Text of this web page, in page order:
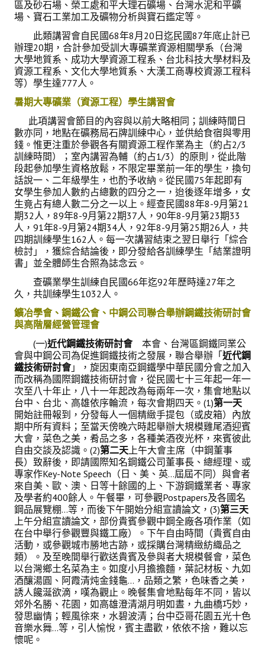
區及砂石場、榮工處和平大理石礦場、台灣水泥和平礦
場、寶石工業加工及礦物分析與寶石鑑定等。
此類講習會自民國68年8月20日迄民國87年底止計已
辦理20期，合計參加受訓大專礦業資源相關學系（台灣
大學地質系、成功大學資源工程系、台北科技大學材料及
資源工程系、文化大學地質系、大漢工商專校資源工程科
等）學生達777人。
暑期大專礦業（資源工程）學生講習會
此項講習會節目的內容與以前大略相同；訓練時間日
數亦同，地點在礦務局石牌訓練中心，並供給食宿與零用
錢。惟更注重於參觀各有關資源工程作業為主（約占2/3
訓練時間）；室內講習為輔（約占1/3）的原則，從此階
段起參加學生資格放鬆，不限定畢業前一年的學生，換句
話說一、二年級學生，也酌予收納。從民國75年起即有
女學生參加人數約占總數的四分之一，迨後逐年增多，女
生竟占有總人數二分之一以上。經查民國88年8-9月第21
期32人，89年8-9月第22期37人，90年8-9月第23期33
人，91年8-9月第24期34人，92年8-9月第25期26人，共
四期訓練學生162人。每一次講習結束之翌日舉行「綜合
檢討」，獲綜合結論後，即分發給各訓練學生「結業證明
書」並全體師生合照為誌念云。
查礦業學生訓練自民國66年迄92年歷時達27年之
久，共訓練學生1032人。
鑛冶學會、鋼鐵公會、中鋼公司聯合舉辦鋼鐵技術研討會
與高階層經營管理會
(一)近代鋼鐵技術研討會本會、台灣區鋼鐵同業公
會與中鋼公司為促進鋼鐵技術之發展，聯合舉辦「近代鋼
鐵技術研討會」，旋因東南亞鋼鐵學中華民國分會之加入
而改稱為國際鋼鐵技術研討會，從民國七十三年起一年一
次至八十年止，八十一年起改為每兩年一次，集會地點以
台中、台北、高雄依序輪流，每次會期四天。(1)第一天
開始註冊報到，分發每人一個精緻手提包（或皮箱）內放
期中所有資料；至當天傍晚六時起舉辦大規模雞尾酒迎賓
大會，菜色之美，肴品之多，各種美酒夜光杯，來賓彼此
自由交談及認識。(2)第二天上午大會主席（中鋼董事
長）致辭後，即請國際知名鋼鐵公司董事長、總經理、或
專家作Key-Note Speech（日、美、英…屆屆不同）與會者
來自美、歐、澳、日等十餘國的上、下游鋼鐵業者、專家
及學者約400餘人。午餐畢，可參觀Postpapers及各國名
鋼品展覽棚…等，而後下午開始分組宣讀論文，(3)第三天
上午分組宣讀論文，部份貴賓參觀中鋼全廠各項作業（如
在台中舉行參觀豐與鐵工廠）。下午自由時間（貴賓自由
活動，或參觀城市勝地古跡，或採購台灣精緻紡織品之
類）。及至晚間舉行歡送貴賓及參與者大規模餐會，菜色
以台灣鄉土名菜為主。如度小月擔擔麵，葉記材板、九如
酒釀湯圓、阿霞清炖金錢龜…，品類之繁，色味香之美，
誘人饞涎欲滴，嘆為觀止。晚餐集會地點每年不同，皆以
郊外名勝、花園，如高雄澄清湖月明如晝，九曲橋巧妙，
發思幽情；輕風徐來，水碧波清；台中亞哥花園五光十色
音樂水舞…等，引人愉悅，賓主盡歡，依依不捨，難以忘
懷呢。